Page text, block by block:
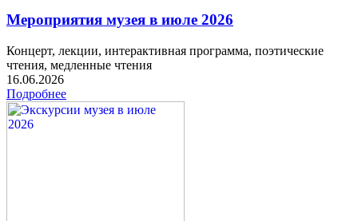
Мероприятия музея в июле 2026
Концерт, лекции, интерактивная программа, поэтические
чтения, медленные чтения
16.06.2026
Подробнее